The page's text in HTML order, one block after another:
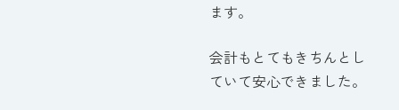
ます。
会計もとてもきちんとし
ていて安心できました。